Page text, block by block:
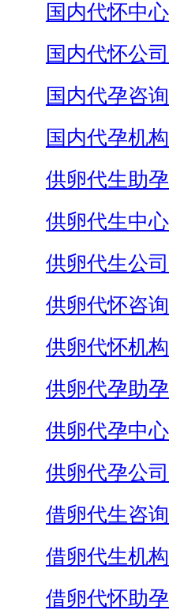
国内代怀中心
国内代怀公司
国内代孕咨询
国内代孕机构
供卵代生助孕
供卵代生中心
供卵代生公司
供卵代怀咨询
供卵代怀机构
供卵代孕助孕
供卵代孕中心
供卵代孕公司
借卵代生咨询
借卵代生机构
借卵代怀助孕